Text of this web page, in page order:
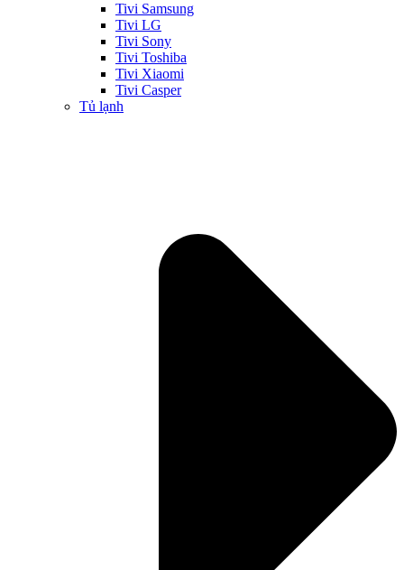
Tivi Samsung
Tivi LG
Tivi Sony
Tivi Toshiba
Tivi Xiaomi
Tivi Casper
Tủ lạnh